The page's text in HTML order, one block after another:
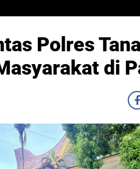
Polres
di